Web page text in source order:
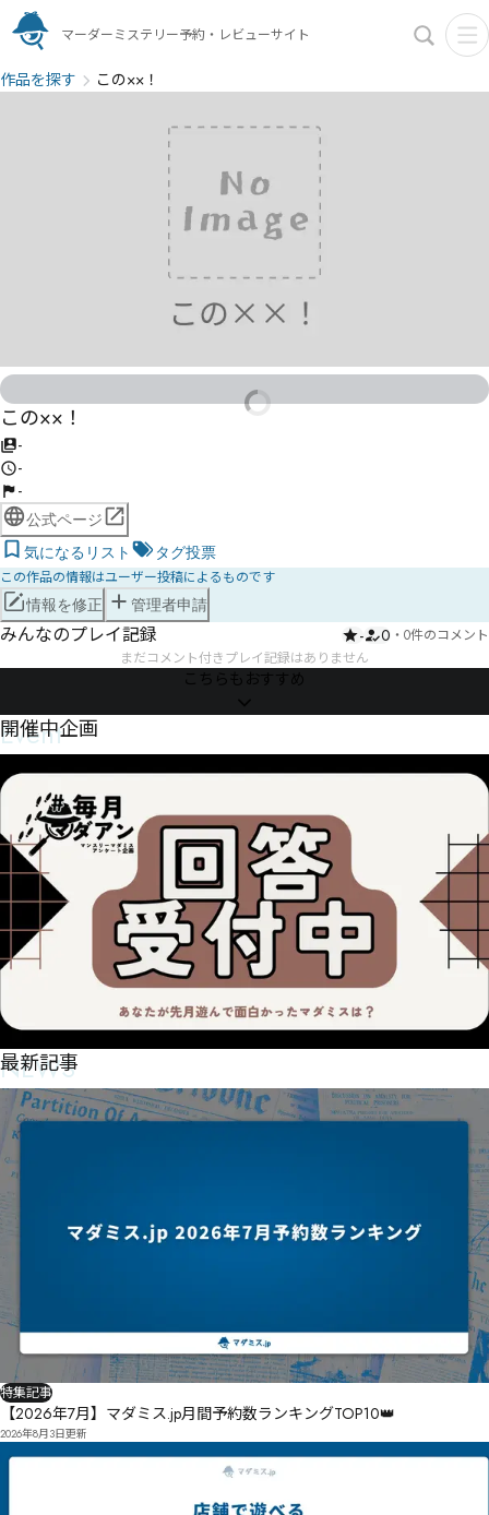
マーダーミステリー予約・レビューサイト
作品を探す この××！
この××！
-
-
-
公式ページ
気になるリスト
タグ投票
この作品の情報はユーザー投稿によるものです
情報を修正 管理者申請
みんなのプレイ記録 - 0 ・ 0件のコメント
まだコメント付きプレイ記録はありません
こちらもおすすめ
Event
開催中企画
NEWS
最新記事
特集記事
【2026年7月】マダミス.jp月間予約数ランキングTOP10👑
2026年8月3日更新